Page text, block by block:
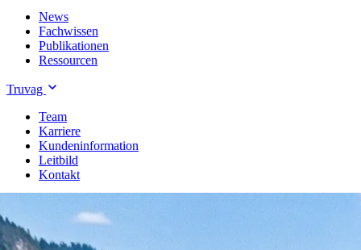
News
Fachwissen
Publikationen
Ressourcen
Truvag
Team
Karriere
Kundeninformation
Leitbild
Kontakt
Treuhand